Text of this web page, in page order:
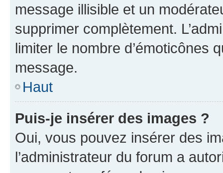
message illisible et un
supprimer complètement.
limiter le nombre d’émoticônes
message.
Haut
Puis-je insérer des images ?
Oui, vous pouvez insérer des
l’administrateur du forum a